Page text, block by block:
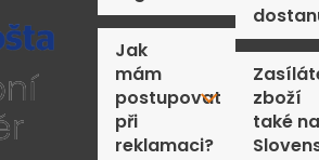
Jak
mám
postupovat
při
reklamaci?
zboží
také na